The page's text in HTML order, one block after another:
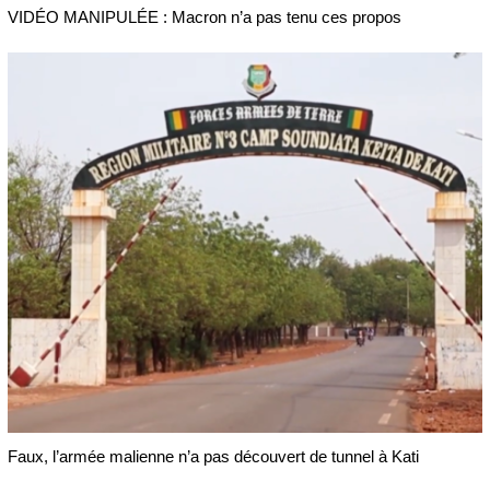
VIDÉO MANIPULÉE : Macron n’a pas tenu ces propos
Faux, l’armée malienne n’a pas découvert de tunnel à Kati